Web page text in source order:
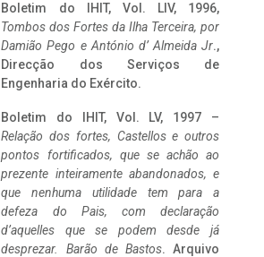
Boletim do IHIT, Vol. LIV, 1996,
Tombos dos Fortes da Ilha Terceira, por
Damião Pego e António d’ Almeida Jr.,
Direcção dos Serviços de
Engenharia do Exército.
Boletim do IHIT, Vol. LV, 1997 –
Relação dos fortes, Castellos e outros
pontos fortificados, que se achão ao
prezente inteiramente abandonados, e
que nenhuma utilidade tem para a
defeza do Pais, com declaração
d’aquelles que se podem desde já
desprezar. Barão de Bastos. Arquivo